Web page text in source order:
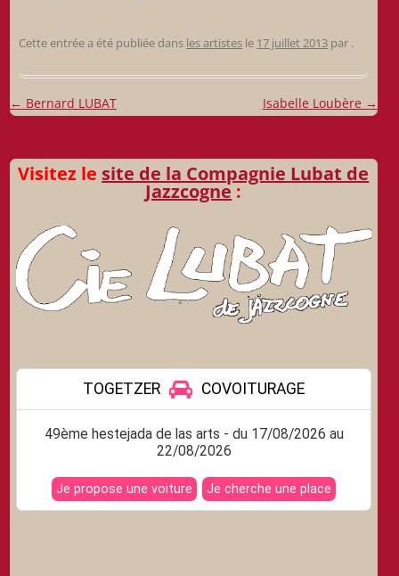
Cette entrée a été publiée dans les artistes le 17 juillet 2013 par .
Navigation
← Bernard LUBAT Isabelle Loubère →
Visitez le site de la Compagnie Lubat de
Jazzcogne :